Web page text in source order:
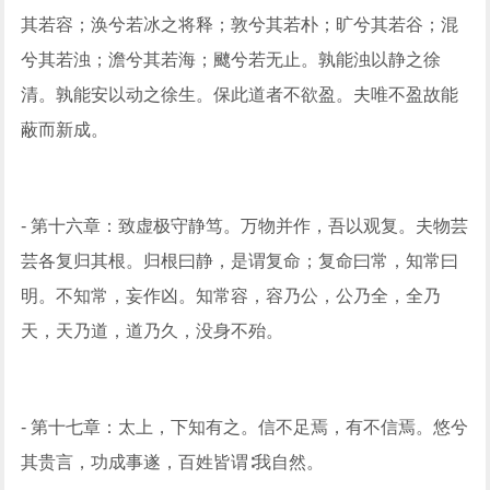
其若容；涣兮若冰之将释；敦兮其若朴；旷兮其若谷；混
兮其若浊；澹兮其若海；飉兮若无止。孰能浊以静之徐
清。孰能安以动之徐生。保此道者不欲盈。夫唯不盈故能
蔽而新成。
- 第十六章：致虚极守静笃。万物并作，吾以观复。夫物芸
芸各复归其根。归根曰静，是谓复命；复命曰常，知常曰
明。不知常，妄作凶。知常容，容乃公，公乃全，全乃
天，天乃道，道乃久，没身不殆。
- 第十七章：太上，下知有之。信不足焉，有不信焉。悠兮
其贵言，功成事遂，百姓皆谓∶我自然。